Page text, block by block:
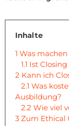
Inhalte
1 Was
1.1 Ist Closing
2 Kann ich
2.1 Was
Ausbildung?
2.2 Wie viel
3 Zum Ethical